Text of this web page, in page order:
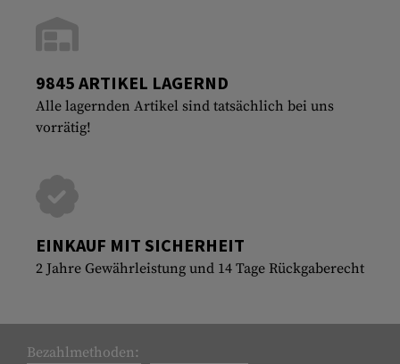
9845 ARTIKEL LAGERND
Alle lagernden Artikel sind tatsächlich bei uns
vorrätig!
EINKAUF MIT SICHERHEIT
2 Jahre Gewährleistung und 14 Tage Rückgaberecht
Bezahlmethoden: